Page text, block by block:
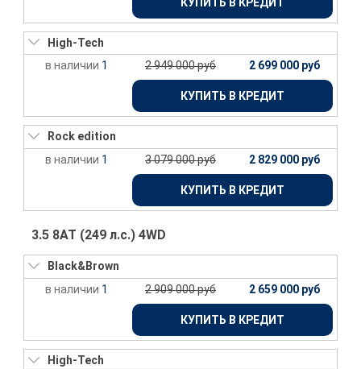
High-Tech
1
2 949 000 руб 2 699 000 руб
КУПИТЬ В КРЕДИТ
Rock edition
1
3 079 000 руб 2 829 000 руб
КУПИТЬ В КРЕДИТ
3.5 8AT (249 л.с.) 4WD
Black&Brown
1
2 909 000 руб 2 659 000 руб
КУПИТЬ В КРЕДИТ
High-Tech